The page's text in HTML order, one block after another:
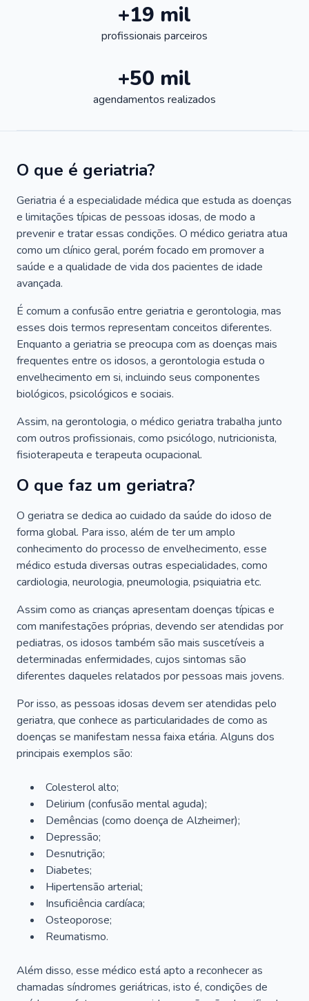
+19 mil
profissionais parceiros
+50 mil
agendamentos realizados
O que é geriatria?
Geriatria é a especialidade médica que estuda as doenças
e limitações típicas de pessoas idosas, de modo a
prevenir e tratar essas condições. O médico geriatra atua
como um clínico geral, porém focado em promover a
saúde e a qualidade de vida dos pacientes de idade
avançada.
É comum a confusão entre geriatria e gerontologia, mas
esses dois termos representam conceitos diferentes.
Enquanto a geriatria se preocupa com as doenças mais
frequentes entre os idosos, a gerontologia estuda o
envelhecimento em si, incluindo seus componentes
biológicos, psicológicos e sociais.
Assim, na gerontologia, o médico geriatra trabalha junto
com outros profissionais, como psicólogo, nutricionista,
fisioterapeuta e terapeuta ocupacional.
O que faz um geriatra?
O geriatra se dedica ao cuidado da saúde do idoso de
forma global. Para isso, além de ter um amplo
conhecimento do processo de envelhecimento, esse
médico estuda diversas outras especialidades, como
cardiologia, neurologia, pneumologia, psiquiatria etc.
Assim como as crianças apresentam doenças típicas e
com manifestações próprias, devendo ser atendidas por
pediatras, os idosos também são mais suscetíveis a
determinadas enfermidades, cujos sintomas são
diferentes daqueles relatados por pessoas mais jovens.
Por isso, as pessoas idosas devem ser atendidas pelo
geriatra, que conhece as particularidades de como as
doenças se manifestam nessa faixa etária. Alguns dos
principais exemplos são:
Colesterol alto;
Delirium (confusão mental aguda);
Demências (como doença de Alzheimer);
Depressão;
Desnutrição;
Diabetes;
Hipertensão arterial;
Insuficiência cardíaca;
Osteoporose;
Reumatismo.
Além disso, esse médico está apto a reconhecer as
chamadas síndromes geriátricas, isto é, condições de